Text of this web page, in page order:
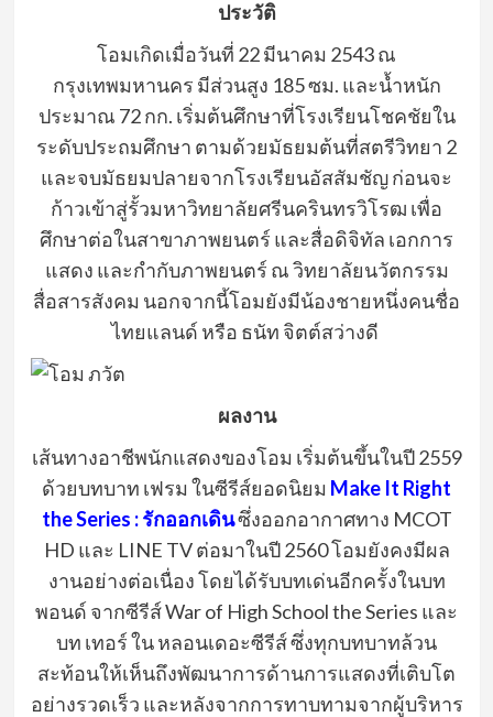
ประวัติ
โอมเกิดเมื่อวันที่ 22 มีนาคม 2543 ณ
กรุงเทพมหานคร มีส่วนสูง 185 ซม. และน้ำหนัก
ประมาณ 72 กก. เริ่มต้นศึกษาที่โรงเรียนโชคชัยใน
ระดับประถมศึกษา ตามด้วยมัธยมต้นที่สตรีวิทยา 2
และจบมัธยมปลายจากโรงเรียนอัสสัมชัญ ก่อนจะ
ก้าวเข้าสู่รั้วมหาวิทยาลัยศรีนครินทรวิโรฒ เพื่อ
ศึกษาต่อในสาขาภาพยนตร์ และสื่อดิจิทัล เอกการ
แสดง และกำกับภาพยนตร์ ณ วิทยาลัยนวัตกรรม
สื่อสารสังคม นอกจากนี้โอมยังมีน้องชายหนึ่งคนชื่อ
ไทยแลนด์ หรือ ธนัท จิตต์สว่างดี
ผลงาน
เส้นทางอาชีพนักแสดงของโอม เริ่มต้นขึ้นในปี 2559
ด้วยบทบาท เฟรม ในซีรีส์ยอดนิยม Make It Right
the Series : รักออกเดินซึ่งออกอากาศทาง MCOT
HD และ LINE TVต่อมาในปี 2560 โอมยังคงมีผล
งานอย่างต่อเนื่อง โดยได้รับบทเด่นอีกครั้งในบท
พอนด์ จากซีรีส์War of High School the Series และ
บท เทอร์ ใน หลอนเดอะซีรีส์ ซึ่งทุกบทบาทล้วน
สะท้อนให้เห็นถึงพัฒนาการด้านการแสดงที่เติบโต
อย่างรวดเร็ว และหลังจากการทาบทามจากผู้บริหาร